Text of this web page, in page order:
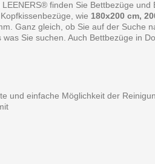
finden Sie Bettbezüge und
wie 180x200 cm,
Ganz gleich, ob Sie auf der Suche
Sie suchen. Auch Bettbezüge in
und einfache Möglichkeit der